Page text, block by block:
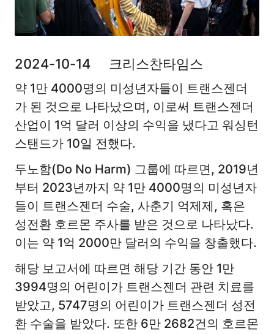
2024-10-14 크리스찬타임스
약 1만 4000명의 미성년자들이 트랜스젠더
가 된 것으로 나타났으며, 이로써 트랜스젠더
산업이 1억 달러 이상의 수익을 냈다고 워싱턴
스탠드가 10일 전했다.
두노함(Do No Harm) 그룹에 따르면, 2019년
부터 2023년까지 약 1만 4000명의 미성년자
들이 트랜스젠더 수술, 사춘기 억제제, 혹은
성전환 호르몬 주사를 받은 것으로 나타났다.
이는 약 1억 2000만 달러의 수익을 창출했다.
해당 보고서에 따르면 해당 기간 동안 1만
3994명의 어린이가 트랜스젠더 관련 치료를
받았고, 5747명의 어린이가 트랜스젠더 성전
환 수술을 받았다. 또한 6만 2682건의 호르몬